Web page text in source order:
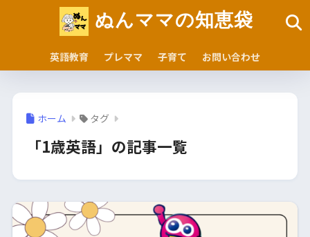
ぬんママの知恵袋
英語教育 プレママ 子育て お問い合わせ
ホーム タグ
「1歳英語」の記事一覧